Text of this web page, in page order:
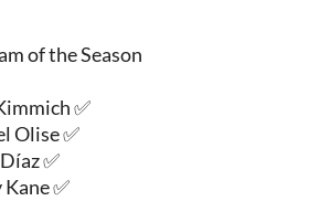
of the Season
✅
Olise ✅
✅
✅